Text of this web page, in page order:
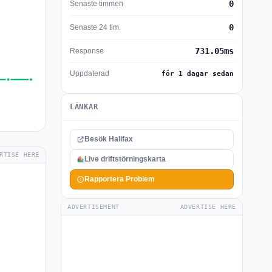
HERE
Senaste timmen 0
Senaste 24 tim. 0
Response 731.05ms
Uppdaterad för 1 dagar sedan
LÄNKAR
Besök Halifax
Live driftstörningskarta
Rapportera Problem
ADVERTISEMENT ADVERTISE HERE